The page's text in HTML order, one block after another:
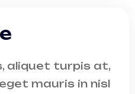
aliquet turpis at,
mauris in nisl